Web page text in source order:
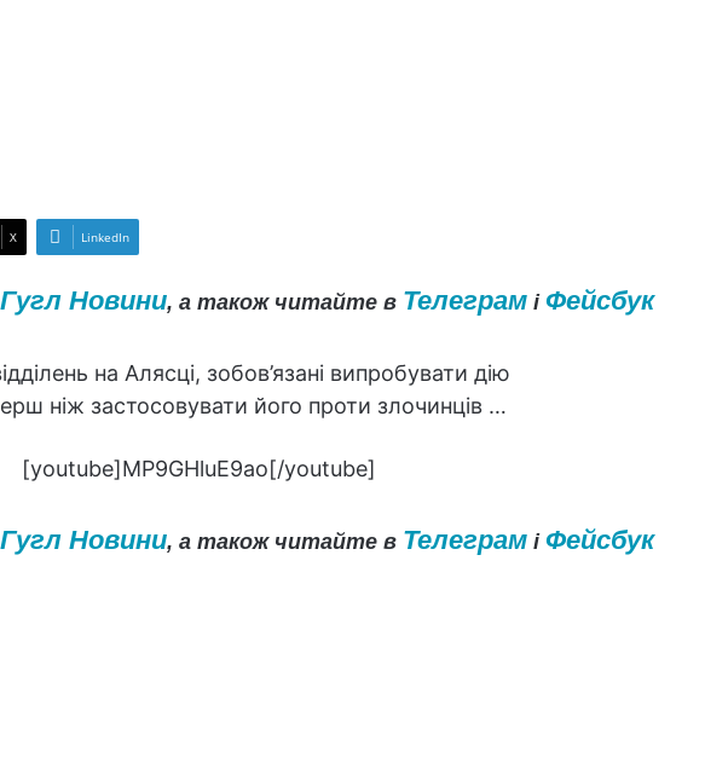
X LinkedIn
Гугл Новини, а також читайте в Телеграмі Фейсбук
на Алясці, зобов’язані випробувати дію
ніж застосовувати його проти злочинців …
[youtube]MP9GHluE9ao[/youtube]
Гугл Новини, а також читайте в Телеграмі Фейсбук